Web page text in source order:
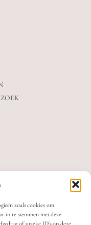
zoals cookies om
in te stemmen met deze
of unieke ID's op deze